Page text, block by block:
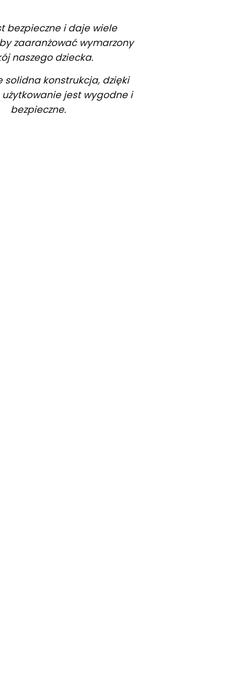
bezpieczne i daje wiele
zaaranżować wymarzony
naszego dziecka.
solidna konstrukcja, dzięki
jest wygodne i
bezpieczne.